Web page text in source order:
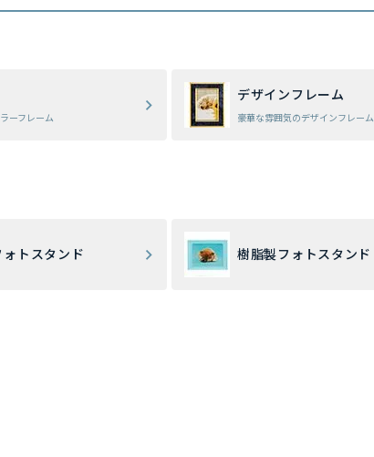
ーフレーム
デザインフレーム
豪華な雰囲気のデザインフレーム
ォトスタンド 樹脂製フォトスタンド